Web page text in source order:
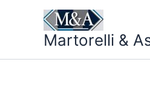
Martorelli &